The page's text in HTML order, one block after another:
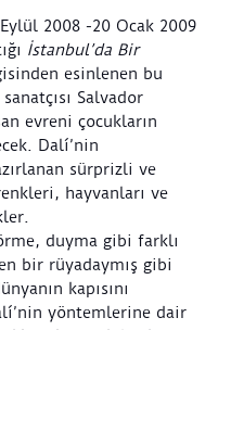
Eylül 2008 -20 Ocak 2009
İstanbul’da Bir
esinlenen bu
Salvador
evreni çocukların
Dalí’nin
sürprizli ve
hayvanları ve
duyma gibi farklı
bir rüyadaymış gibi
kapısını
yöntemlerine dair
ortak bir keşif
bağını